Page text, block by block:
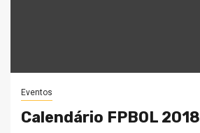
Eventos
Calendário FPBOL 2018